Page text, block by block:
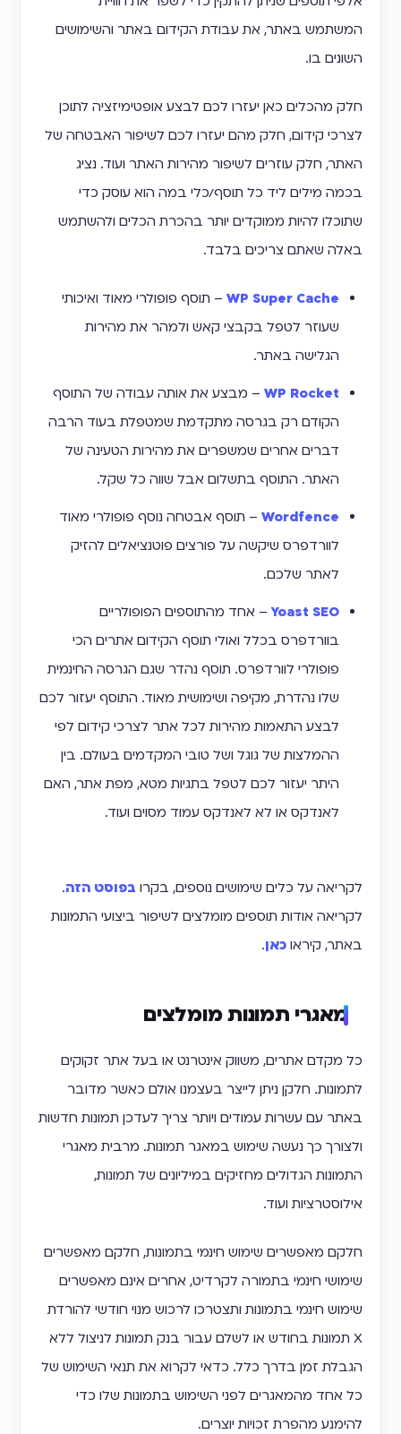
המשתמש באתר, את עבודת הקידום באתר והשימושים
השונים בו.
חלק מהכלים כאן יעזרו לכם לבצע אופטימיזציה לתוכן
לצרכי קידום, חלק מהם יעזרו לכם לשיפור האבטחה של
האתר, חלק עוזרים לשיפור מהירות האתר ועוד. נציג
בכמה מילים ליד כל תוסף/כלי במה הוא עוסק כדי
שתוכלו להיות ממוקדים יותר בהכרת הכלים ולהשתמש
באלה שאתם צריכים בלבד.
WP Super Cache – תוסף פופולרי מאוד ואיכותי
שעוזר לטפל בקבצי קאש ולמהר את מהירות
הגלישה באתר.
WP Rocket – מבצע את אותה עבודה של התוסף
הקודם רק בגרסה מתקדמת שמטפלת בעוד הרבה
דברים אחרים שמשפרים את מהירות הטעינה של
האתר. התוסף בתשלום אבל שווה כל שקל.
Wordfence – תוסף אבטחה נוסף פופולרי מאוד
לוורדפרס שיקשה על פורצים פוטנציאלים להזיק
לאתר שלכם.
Yoast SEO– אחד מהתוספים הפופולריים
בוורדפרס בכלל ואולי תוסף הקידום אתרים הכי
פופולרי לוורדפרס. תוסף נהדר שגם הגרסה החינמית
שלו נהדרת, מקיפה ושימושית מאוד. התוסף יעזור לכם
לבצע התאמות מהירות לכל אתר לצרכי קידום לפי
ההמלצות של גוגל ושל טובי המקדמים בעולם. בין
היתר יעזור לכם לטפל בתגיות מטא, מפת אתר, האם
לאנדקס או לא לאנדקס עמוד מסוים ועוד.
לקריאה על כלים שימושים נוספים, בקרו בפוסט הזה.
לקריאה אודות תוספים מומלצים לשיפור ביצועי התמונות
באתר, קיראו כאן.
מאגרי תמונות מומלצים
כל מקדם אתרים, משווק אינטרנט או בעל אתר זקוקים
לתמונות. חלקן ניתן לייצר בעצמנו אולם כאשר מדובר
באתר עם עשרות עמודים ויותר צריך לעדכן תמונות חדשות
ולצורך כך נעשה שימוש במאגר תמונות. מרבית מאגרי
התמונות הגדולים מחזיקים במיליונים של תמונות,
אילוסטרציות ועוד.
חלקם מאפשרים שימוש חינמי בתמונות, חלקם מאפשרים
שימושי חינמי בתמורה לקרדיט, אחרים אינם מאפשרים
שימוש חינמי בתמונות ותצטרכו לרכוש מנוי חודשי להורדת
X תמונות בחודש או לשלם עבור בנק תמונות לניצול ללא
הגבלת זמן בדרך כלל. כדאי לקרוא את תנאי השימוש של
כל אחד מהמאגרים לפני השימוש בתמונות שלו כדי
להימנע מהפרת זכויות יוצרים.